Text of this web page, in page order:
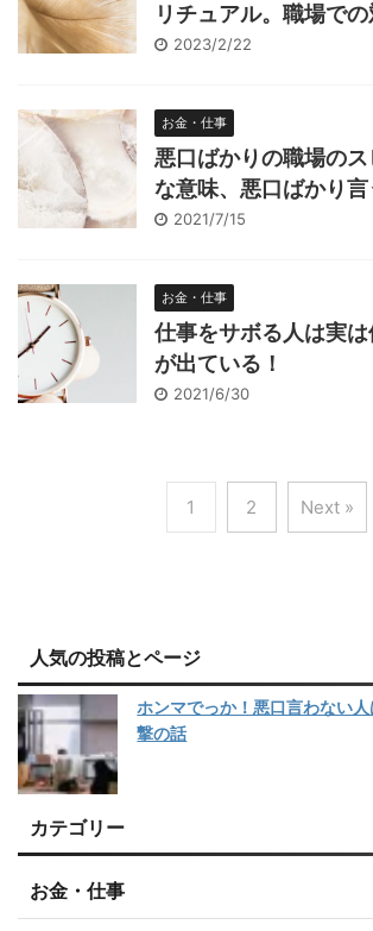
リチュアル。職場で
2023/2/22
お金・仕事
悪口ばかりの職場の
な意味、悪口ばかり
2021/7/15
お金・仕事
仕事をサボる人は実
が出ている！
2021/6/30
1 2 Next »
人気の投稿とページ
ホンマでっか！悪口言わない
撃の話
カテゴリー
お金・仕事